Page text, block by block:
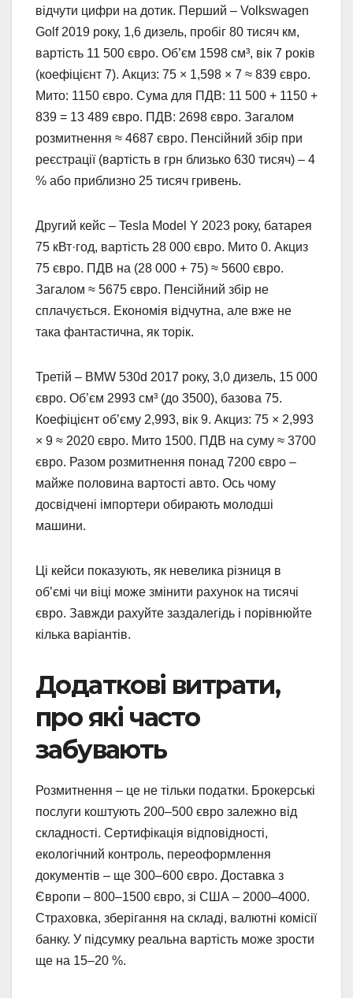
відчути цифри на дотик. Перший – Volkswagen
Golf 2019 року, 1,6 дизель, пробіг 80 тисяч км,
вартість 11 500 євро. Об’єм 1598 см³, вік 7 років
(коефіцієнт 7). Акциз: 75 × 1,598 × 7 ≈ 839 євро.
Мито: 1150 євро. Сума для ПДВ: 11 500 + 1150 +
839 = 13 489 євро. ПДВ: 2698 євро. Загалом
розмитнення ≈ 4687 євро. Пенсійний збір при
реєстрації (вартість в грн близько 630 тисяч) – 4
% або приблизно 25 тисяч гривень.
Другий кейс – Tesla Model Y 2023 року, батарея
75 кВт·год, вартість 28 000 євро. Мито 0. Акциз
75 євро. ПДВ на (28 000 + 75) ≈ 5600 євро.
Загалом ≈ 5675 євро. Пенсійний збір не
сплачується. Економія відчутна, але вже не
така фантастична, як торік.
Третій – BMW 530d 2017 року, 3,0 дизель, 15 000
євро. Об’єм 2993 см³ (до 3500), базова 75.
Коефіцієнт об’єму 2,993, вік 9. Акциз: 75 × 2,993
× 9 ≈ 2020 євро. Мито 1500. ПДВ на суму ≈ 3700
євро. Разом розмитнення понад 7200 євро –
майже половина вартості авто. Ось чому
досвідчені імпортери обирають молодші
машини.
Ці кейси показують, як невелика різниця в
об’ємі чи віці може змінити рахунок на тисячі
євро. Завжди рахуйте заздалегідь і порівнюйте
кілька варіантів.
Додаткові витрати,
про які часто
забувають
Розмитнення – це не тільки податки. Брокерські
послуги коштують 200–500 євро залежно від
складності. Сертифікація відповідності,
екологічний контроль, переоформлення
документів – ще 300–600 євро. Доставка з
Європи – 800–1500 євро, зі США – 2000–4000.
Страховка, зберігання на складі, валютні комісії
банку. У підсумку реальна вартість може зрости
ще на 15–20 %.